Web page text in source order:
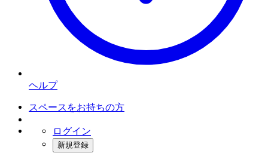
ヘルプ
スペースをお持ちの方
ログイン
新規登録